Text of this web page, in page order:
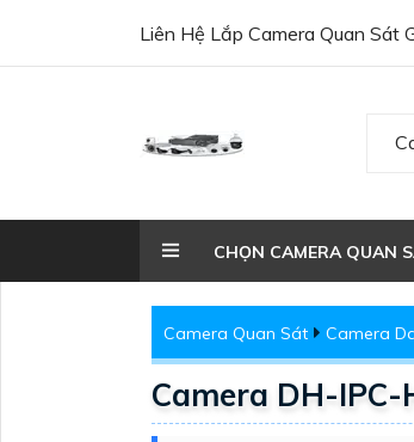
Liên Hệ Lắp Camera Quan Sát
CHỌN CAMERA QUAN
Camera Quan Sát Camera
Camera DH-